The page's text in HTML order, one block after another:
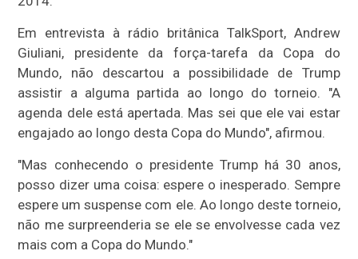
Em entrevista à rádio britânica TalkSport, Andrew
Giuliani, presidente da força-tarefa da Copa do
Mundo, não descartou a possibilidade de Trump
assistir a alguma partida ao longo do torneio. "A
agenda dele está apertada. Mas sei que ele vai estar
engajado ao longo desta Copa do Mundo", afirmou.
"Mas conhecendo o presidente Trump há 30 anos,
posso dizer uma coisa: espere o inesperado. Sempre
espere um suspense com ele. Ao longo deste torneio,
não me surpreenderia se ele se envolvesse cada vez
mais com a Copa do Mundo."